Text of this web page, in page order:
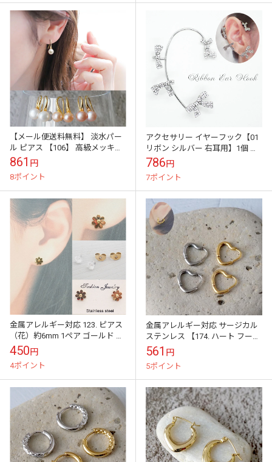
【メール便送料無料】 淡水パー
ル ピアス 【106】 高級メッキコ
ーティング パール フック 揺れる
レディース 高見え ゴールド...
861 円
8ポイント
アクセサリー イヤーフック【01
リボン シルバー 右耳用】1個 ラ
インストーン イヤーカフ 韓国
DIY 国内発送
786円
7ポイント
金属アレルギー対応 123. ピアス
（花）約6mm 1ペア ゴールド ス
テンレス（SUS304） 国内発送
450円
4ポイント
金属アレルギー対応 サージカル
ステンレス 【174. ハート フープ
ピアス S 12ｘ11mm】 キャッチ
レス オープンハート メ...
561 円
5ポイント